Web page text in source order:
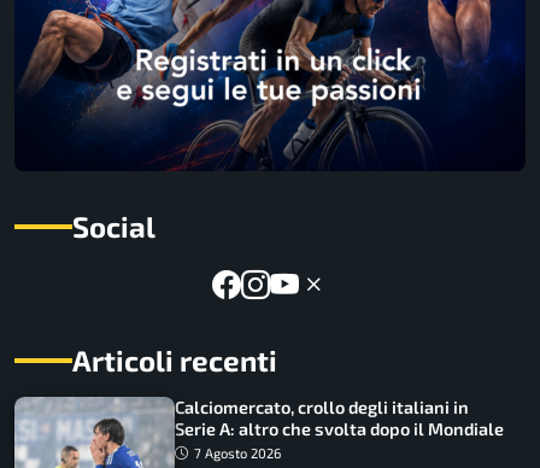
Social
Articoli recenti
Calciomercato, crollo degli italiani in
Serie A: altro che svolta dopo il Mondiale
7 Agosto 2026